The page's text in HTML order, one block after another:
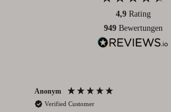
4,9 Rating
949 Bewertungen
Anonym
Verified Customer